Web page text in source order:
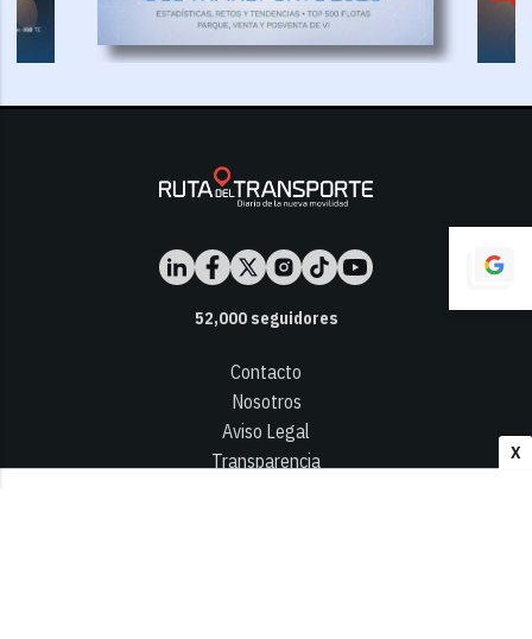
X
52,000seguidores
Contacto
Nosotros
Aviso Legal
Transparencia